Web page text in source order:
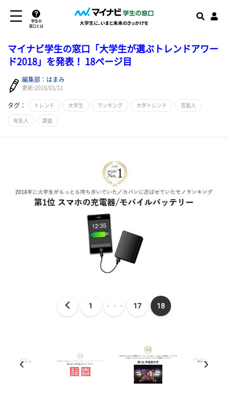
学生の
窓口とは
マイナビ学生の窓口「大学生が選ぶトレンドアワー
ド2018」を発表！ 18ページ目
編集部：はまみ
更新:2019/03/11
タグ： トレンド 大学生 ランキング 大学トレンド 芸能人
有名人 調査
1 ・・・ 17 18